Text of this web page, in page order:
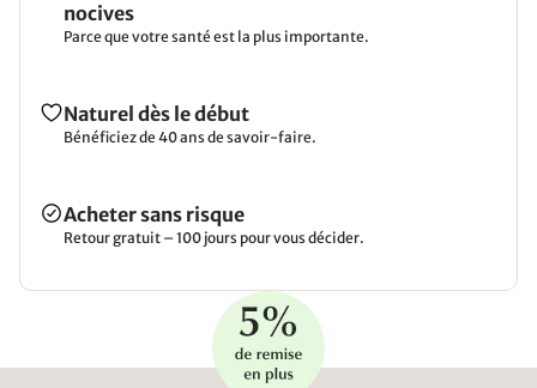
nocives
Parce que votre santé est la plus importante.
Naturel dès le début
Bénéficiez de 40 ans de savoir-faire.
Acheter sans risque
Retour gratuit – 100 jours pour vous décider.